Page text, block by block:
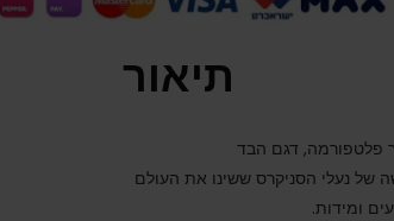
תיאור
פלטפורמה, דגם הבד
של נעלי הסניקרס ששינו את העולם
ומידות.